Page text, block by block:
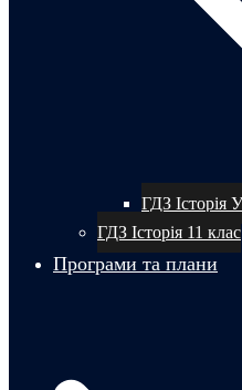
ГДЗ Історія
ГДЗ Історія 11 клас
Програми та плани